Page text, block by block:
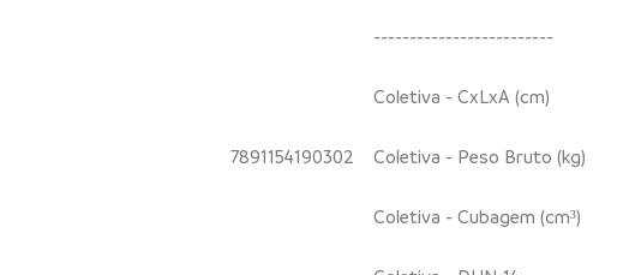
7891154190302
-------------------------
Coletiva - CxLxA (cm)
Coletiva - Peso Bruto (kg)
Coletiva - Cubagem (cm³)